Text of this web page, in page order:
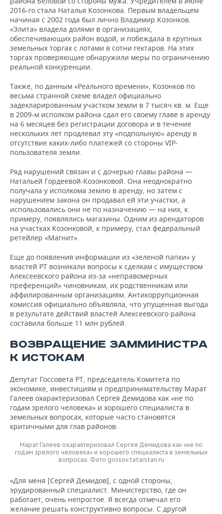
2016-го стала Наталья Козонкова. Первым владельцем
начиная с 2002 года был лично Владимир Козонков.
«Элита» владела долями в организациях,
обеспечивающих район водой, и побеждала в крупных
земельных торгах с лотами в сотни гектаров. На этих
торгах проверяющие обнаружили меры по ограничению
реальной конкуренции.
Также, по данным «Реального времени», Козонков по
весьма странной схеме владел официально
задекларированным участком земли в 7 тысяч кв. м. Еще
в 2009-м исполком района сдал его своему главе в аренду
на 6 месяцев без регистрации договора и в течение
нескольких лет продлевал эту «подпольную» аренду в
отсутствие каких-либо платежей со стороны VIP-
пользователя земли.
Ряд нарушений связан и с дочерью главы района —
Натальей Гордеевой-Козонковой. Она неоднократно
получала у исполкома землю в аренду, но затем с
нарушением закона он продавал ей эти участки, а
использовались они не по назначению — на них, к
примеру, появлялись магазины. Одним из арендаторов
на участках Козонковой, к примеру, стал федеральный
ретейлер «Магнит».
Еще до появления информации из «зеленой папки» у
властей РТ возникали вопросы к сделкам с имуществом
Алексеевского района из-за «неправомерных
преференций» чиновникам, их родственникам или
аффилированным организациям. Антикоррупционная
комиссия официально объявляла, что упущенная выгода
в результате действий властей Алексеевского района
составила больше 11 млн рублей.
ВОЗВРАЩЕНИЕ ЗАММИНИСТРА
К ИСТОКАМ
Депутат Госсовета РТ, председатель Комитета по
экономике, инвестициям и предпринимательству Марат
Галеев охарактеризовал Сергея Демидова как «не по
годам зрелого человека» и хорошего специалиста в
земельных вопросах, которые часто становятся
критичными для глав районов.
Марат Галеев охарактеризовал Сергея Демидова как «не по
годам зрелого человека» и хорошего специалиста в земельных
вопросах. Фото gossov.tatarstan.ru
«Для меня [Сергей Демидов], с одной стороны,
эрудированный специалист. Министерство, где он
работает, очень непростое. Я всегда отмечал его
желание решать конструктивно вопросы. С другой